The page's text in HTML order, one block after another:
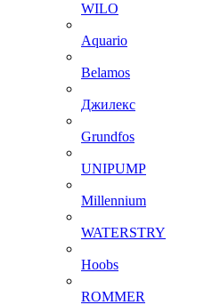
WILO
Aquario
Belamos
Джилекс
Grundfos
UNIPUMP
Millennium
WATERSTRY
Hoobs
ROMMER